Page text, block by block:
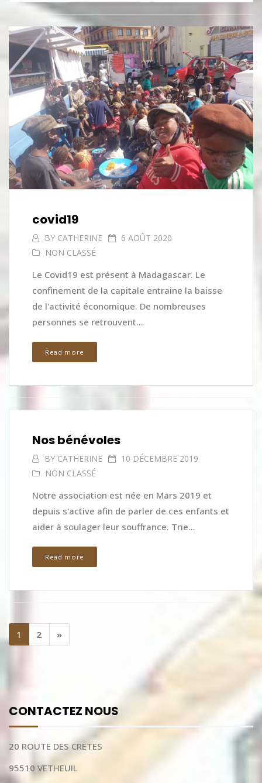
covid19
BY CATHERINE
6 AOÛT 2020
NON CLASSÉ
Le Covid19 est présent à Madagascar. Le
confinement de la capitale entraine la baisse
de l'activité économique. De nombreuses
personnes se retrouvent...
Read more
Nos bénévoles
BY CATHERINE
10 DÉCEMBRE 2019
NON CLASSÉ
Notre association est née en Mars 2019 et
depuis s'active afin de parler de ces enfants et
aider à soulager leur souffrance. Trie...
Read more
1 2 »
CONTACTEZ NOUS
20 ROUTE DES CRETES
95510 VETHEUIL